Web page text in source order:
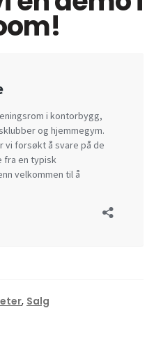
, Salg